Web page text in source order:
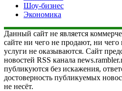
Шоу-бизнес
Экономика
Данный сайт не является
сайте ни чего не продают, ни
услуги не оказываются. Сайт
новостей RSS канала
публикуются без искажения,
достоверность публикуемых
не несёт.